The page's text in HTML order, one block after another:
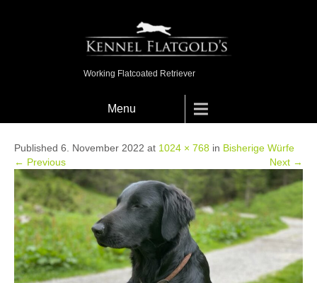
Working Flatcoated Retriever
Menu
Published 6. November 2022 at 1024 × 768 in Bisherige Würfe
← Previous
Next →